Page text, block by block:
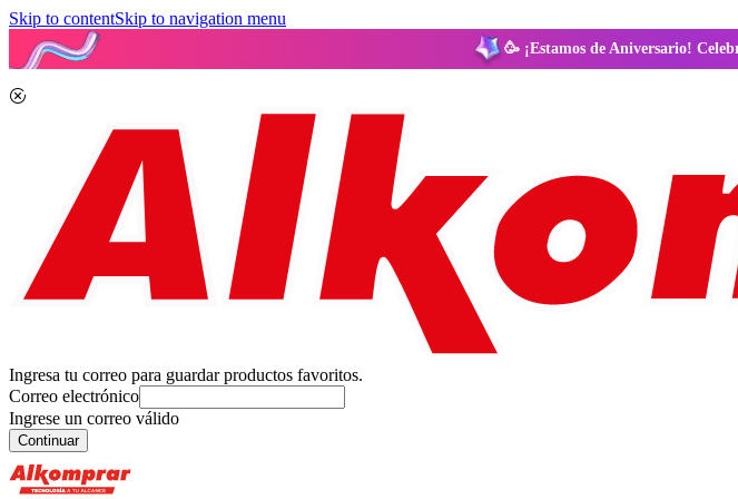
Skip to contentSkip to navigation menu
🥳 ¡Estamos de Aniversario!
Ingresa tu correo para guardar productos favoritos.
Correo electrónico
Ingrese un correo válido
Continuar